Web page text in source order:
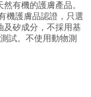
有機的護膚產品。
機護膚品認證，只選
及矽成分，不採用基
試。不使用動物測